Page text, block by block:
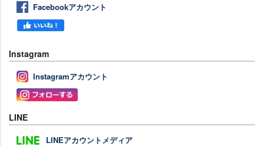
Facebookアカウント
Instagram
Instagramアカウント
LINE
LINEアカウントメディア